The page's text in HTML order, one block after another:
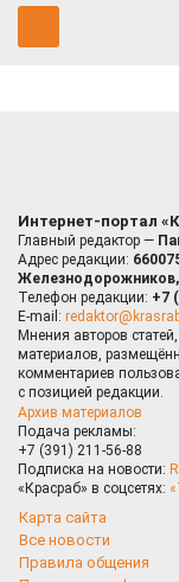
Интернет-портал
Главный редактор —
Адрес редакции:
Телефон редакции: +7
E-mail:
Мнения авторов
материалов,
комментариев
с позицией редакции.
Архив материалов
Подача рекламы:
+7 (391) 211-56-88
Подписка на новости:
«Красраб» в соцсетях:
Карта сайта
Все новости
Правила общения